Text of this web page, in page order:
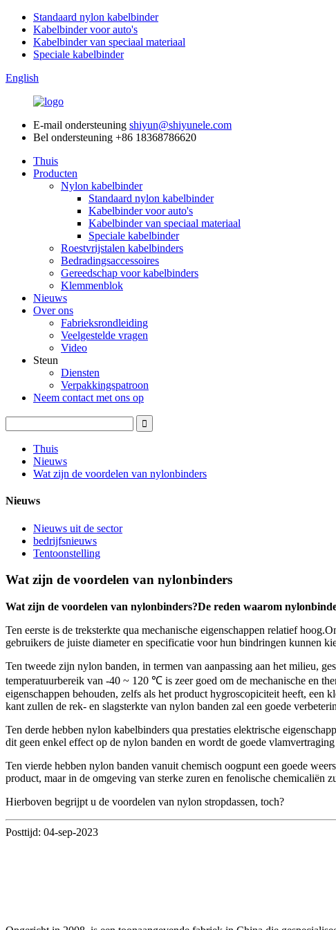
Standaard nylon kabelbinder
Kabelbinder voor auto's
Kabelbinder van speciaal materiaal
Speciale kabelbinder
English
E-mail ondersteuning shiyun@shiyunele.com
Bel ondersteuning +86 18368786620
Thuis
Producten
Nylon kabelbinder
Standaard nylon kabelbinder
Kabelbinder voor auto's
Kabelbinder van speciaal materiaal
Speciale kabelbinder
Roestvrijstalen kabelbinders
Bedradingsaccessoires
Gereedschap voor kabelbinders
Klemmenblok
Nieuws
Over ons
Fabrieksrondleiding
Veelgestelde vragen
Video
Steun
Diensten
Verpakkingspatroon
Neem contact met ons op
Thuis
Nieuws
Wat zijn de voordelen van nylonbinders
Nieuws
Nieuws uit de sector
bedrijfsnieuws
Tentoonstelling
Wat zijn de voordelen van nylonbinders
Wat zijn de voordelen van nylonbinders?De reden waarom
Ten eerste is de treksterkte qua mechanische eigenschappen relatief
gebruikers de juiste diameter en specificatie voor hun bindringen kunnen
Ten tweede zijn nylon banden, in termen van aanpassing aan het milieu,
temperatuurbereik van -40 ~ 120 ℃ is zeer goed om de mechanische en
eigenschappen behouden, zelfs als het product hygroscopiciteit heeft, een
kant zullen de rek- en slagsterkte van nylon banden zal een goede
Ten derde hebben nylon kabelbinders qua prestaties elektrische
dit geen enkel effect op de nylon banden en wordt de goede
Ten vierde hebben nylon banden vanuit chemisch oogpunt een goede
product, maar in de omgeving van sterke zuren en fenolische chemicaliën
Hierboven begrijpt u de voordelen van nylon stropdassen, toch?
Posttijd: 04-sep-2023